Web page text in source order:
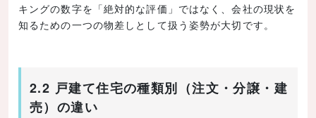
キングの数字を「絶対的な評価」ではなく、会社の現状を
知るための一つの物差しとして扱う姿勢が大切です。
2.2 戸建て住宅の種類別（注文・分譲・建
売）の違い